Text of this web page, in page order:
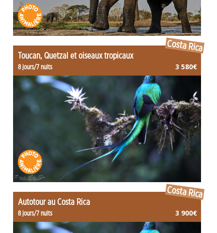
Toucan, Quetzal et oiseaux tropicaux
Costa Rica
8 jours/7 nuits 3 580€
Autotour au Costa Rica
Costa Rica
8 jours/7 nuits 3 900€